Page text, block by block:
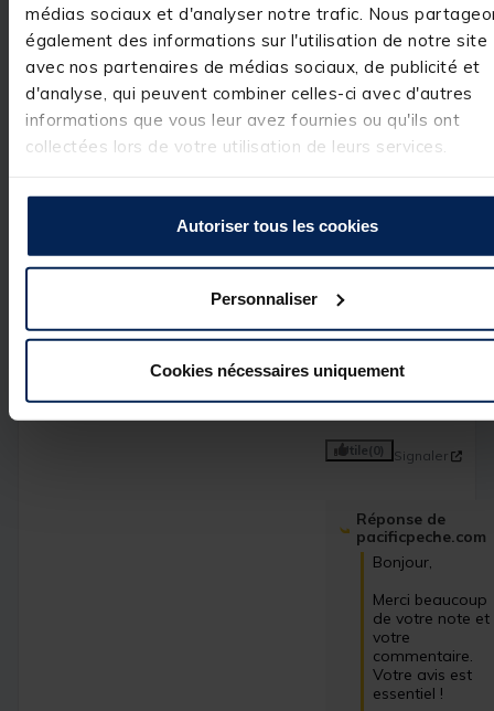
médias sociaux et d'analyser notre trafic. Nous
également des informations sur l'utilisation de notre site
avec nos partenaires de médias sociaux, de publicité et
d'analyse, qui peuvent combiner celles-ci avec d'autres
informations que vous leur avez fournies ou qu'ils ont
collectées lors de votre utilisation de leurs services.
Autoriser tous les cookies
Personnaliser
Cookies nécessaires uniquement
Ravis que votre
expérience reste
positive malgré
cela, nous
heureux de vous
revoir sur
pacificpeche
Avis vérifié
RAS
expérience du16/07/2024
Utile(0) Signaler
Réponse de
pacificpeche.com
Bonjour,
Merci beaucoup
de votre note et
votre
commentaire.
Votre avis est
essentiel !